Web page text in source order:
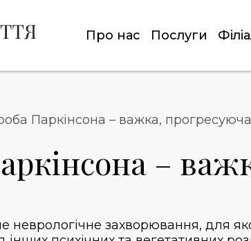
Про нас Послуги
Паркінсона – важка,
–
захворювання, для